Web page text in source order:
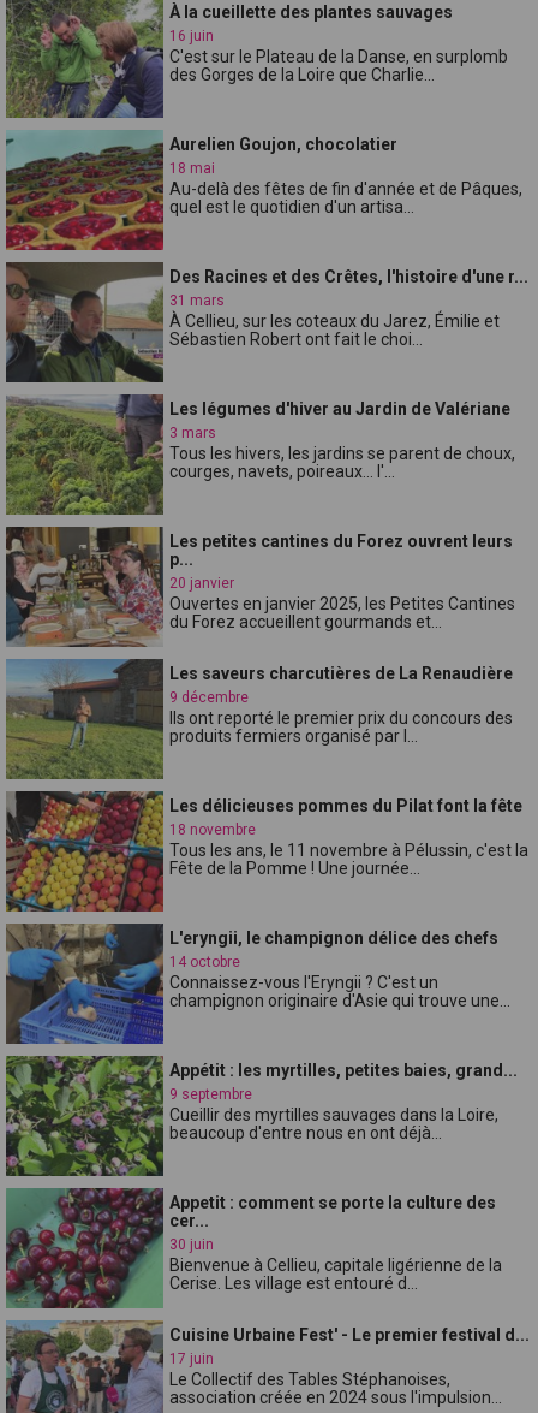
À la cueillette des plantes sauvages
16 juin
C'est sur le Plateau de la Danse, en surplomb
des Gorges de la Loire que Charlie...
Aurelien Goujon, chocolatier
18 mai
Au-delà des fêtes de fin d'année et de Pâques,
quel est le quotidien d'un artisa...
Des Racines et des Crêtes, l'histoire d'une r...
31 mars
À Cellieu, sur les coteaux du Jarez, Émilie et
Sébastien Robert ont fait le choi...
Les légumes d'hiver au Jardin de Valériane
3 mars
Tous les hivers, les jardins se parent de choux,
courges, navets, poireaux... l'...
Les petites cantines du Forez ouvrent leurs
p...
20 janvier
Ouvertes en janvier 2025, les Petites Cantines
du Forez accueillent gourmands et...
Les saveurs charcutières de La Renaudière
9 décembre
Ils ont reporté le premier prix du concours des
produits fermiers organisé par l...
Les délicieuses pommes du Pilat font la fête
18 novembre
Tous les ans, le 11 novembre à Pélussin, c'est la
Fête de la Pomme ! Une journée...
L'eryngii, le champignon délice des chefs
14 octobre
Connaissez-vous l'Eryngii ? C'est un
champignon originaire d'Asie qui trouve une...
Appétit : les myrtilles, petites baies, grand...
9 septembre
Cueillir des myrtilles sauvages dans la Loire,
beaucoup d'entre nous en ont déjà...
Appetit : comment se porte la culture des
cer...
30 juin
Bienvenue à Cellieu, capitale ligérienne de la
Cerise. Les village est entouré d...
Cuisine Urbaine Fest' - Le premier festival d...
17 juin
Le Collectif des Tables Stéphanoises,
association créée en 2024 sous l'impulsion...